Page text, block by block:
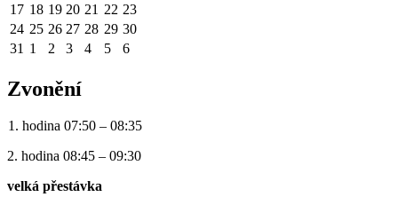
17 18 19 20 21 22 23
24 25 26 27 28 29 30
31 1 2 3 4 5 6
Zvonění
1. hodina 07:50 – 08:35
2. hodina 08:45 – 09:30
velká přestávka